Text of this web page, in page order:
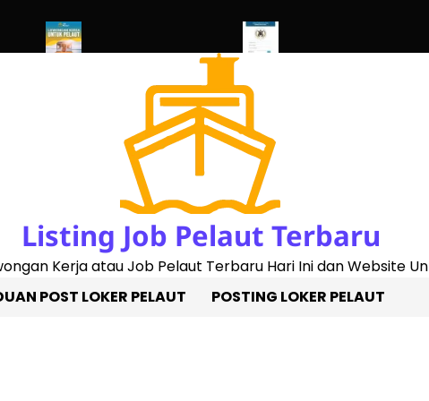
Listing Job Pelaut Terbaru
Kerja atau Job Pelaut Terbaru Hari Ini dan Website
POST LOKER PELAUT POSTING LOKER PELAUT